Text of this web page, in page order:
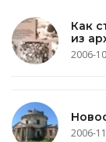
Как
из
2006-
2006-